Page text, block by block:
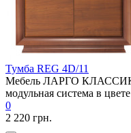
Тумба REG 4D/11
Мебель ЛАРГО КЛАССИК
модульная система в
0
2 220 грн.